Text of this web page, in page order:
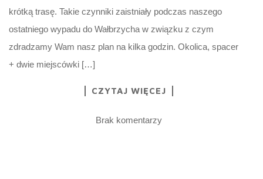
krótką trasę. Takie czynniki zaistniały podczas naszego
ostatniego wypadu do Wałbrzycha w związku z czym
zdradzamy Wam nasz plan na kilka godzin. Okolica, spacer
+ dwie miejscówki […]
CZYTAJ WIĘCEJ
Brak komentarzy